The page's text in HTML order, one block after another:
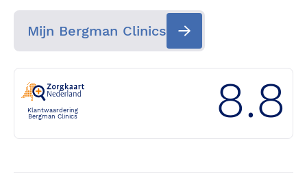
Mijn Bergman Clinics
Klantwaardering
Bergman Clinics
8.8